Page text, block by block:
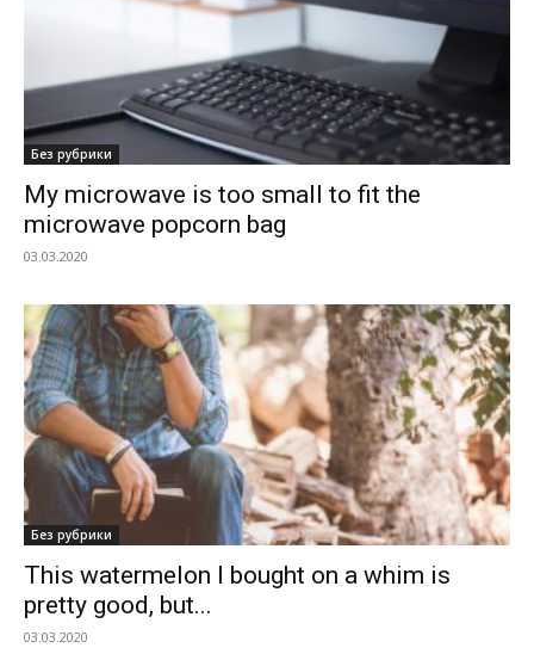
Без рубрики
My microwave is too small to fit the
microwave popcorn bag
03.03.2020
Без рубрики
This watermelon I bought on a whim is
pretty good, but...
03.03.2020